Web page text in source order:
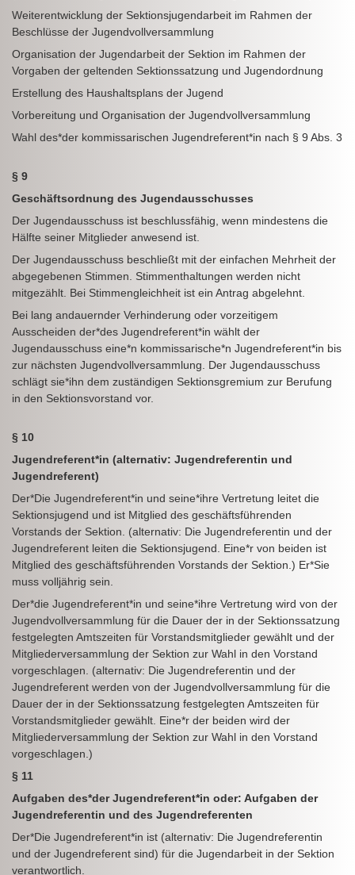
Weiterentwicklung der Sektionsjugendarbeit im Rahmen der
Beschlüsse der Jugendvollversammlung
Organisation der Jugendarbeit der Sektion im Rahmen der
Vorgaben der geltenden Sektionssatzung und Jugendordnung
Erstellung des Haushaltsplans der Jugend
Vorbereitung und Organisation der Jugendvollversammlung
Wahl des*der kommissarischen Jugendreferent*in nach § 9 Abs. 3
§ 9
Geschäftsordnung des Jugendausschusses
Der Jugendausschuss ist beschlussfähig, wenn mindestens die
Hälfte seiner Mitglieder anwesend ist.
Der Jugendausschuss beschließt mit der einfachen Mehrheit der
abgegebenen Stimmen. Stimmenthaltungen werden nicht
mitgezählt. Bei Stimmengleichheit ist ein Antrag abgelehnt.
Bei lang andauernder Verhinderung oder vorzeitigem
Ausscheiden der*des Jugendreferent*in wählt der
Jugendausschuss eine*n kommissarische*n Jugendreferent*in bis
zur nächsten Jugendvollversammlung. Der Jugendausschuss
schlägt sie*ihn dem zuständigen Sektionsgremium zur Berufung
in den Sektionsvorstand vor.
§ 10
Jugendreferent*in (alternativ: Jugendreferentin und
Jugendreferent)
Der*Die Jugendreferent*in und seine*ihre Vertretung leitet die
Sektionsjugend und ist Mitglied des geschäftsführenden
Vorstands der Sektion. (alternativ: Die Jugendreferentin und der
Jugendreferent leiten die Sektionsjugend. Eine*r von beiden ist
Mitglied des geschäftsführenden Vorstands der Sektion.) Er*Sie
muss volljährig sein.
Der*die Jugendreferent*in und seine*ihre Vertretung wird von der
Jugendvollversammlung für die Dauer der in der Sektionssatzung
festgelegten Amtszeiten für Vorstandsmitglieder gewählt und der
Mitgliederversammlung der Sektion zur Wahl in den Vorstand
vorgeschlagen. (alternativ: Die Jugendreferentin und der
Jugendreferent werden von der Jugendvollversammlung für die
Dauer der in der Sektionssatzung festgelegten Amtszeiten für
Vorstandsmitglieder gewählt. Eine*r der beiden wird der
Mitgliederversammlung der Sektion zur Wahl in den Vorstand
vorgeschlagen.)
§ 11
Aufgaben des*der Jugendreferent*in oder: Aufgaben der
Jugendreferentin und des Jugendreferenten
Der*Die Jugendreferent*in ist (alternativ: Die Jugendreferentin
und der Jugendreferent sind) für die Jugendarbeit in der Sektion
verantwortlich.